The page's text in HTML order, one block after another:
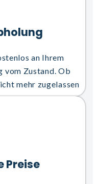
an Ihrem
vom Zustand. Ob
mehr zugelassen
Preise